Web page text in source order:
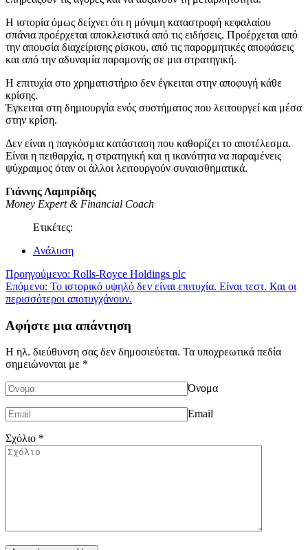
Η ιστορία όμως δείχνει ότι η μόνιμη καταστροφή κεφαλαίου
σπάνια προέρχεται αποκλειστικά από τις ειδήσεις. Προέρχεται από
την απουσία διαχείρισης ρίσκου, από τις παρορμητικές αποφάσεις
και από την αδυναμία παραμονής σε μια στρατηγική.
Η επιτυχία στο χρηματιστήριο δεν έγκειται στην αποφυγή κάθε
κρίσης.
Έγκειται στη δημιουργία ενός συστήματος που λειτουργεί και μέσα
στην κρίση.
Δεν είναι η παγκόσμια κατάσταση που καθορίζει το αποτέλεσμα.
Είναι η πειθαρχία, η στρατηγική και η ικανότητα να παραμένεις
ψύχραιμος όταν οι άλλοι λειτουργούν συναισθηματικά.
Γιάννης Λαμπρίδης
Money Expert & Financial Coach
Ετικέτες:
Ανάλυση
Πλοήγηση
άρθρων
Προηγούμενο: Rolls-Royce Holdings plc
Επόμενο: Το ιστορικό υψηλό δεν είναι επιτυχία. Είναι τεστ. Και οι
περισσότεροι αποτυγχάνουν.
Αφήστε μια απάντηση
Η ηλ. διεύθυνση σας δεν δημοσιεύεται. Τα υποχρεωτικά πεδία
σημειώνονται με *
Όνομα
Email
Σχόλιο *